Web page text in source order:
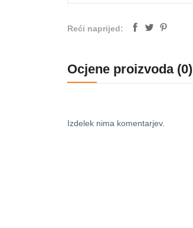
Reći naprijed:
Ocjene proizvoda (0)
Izdelek nima komentarjev.